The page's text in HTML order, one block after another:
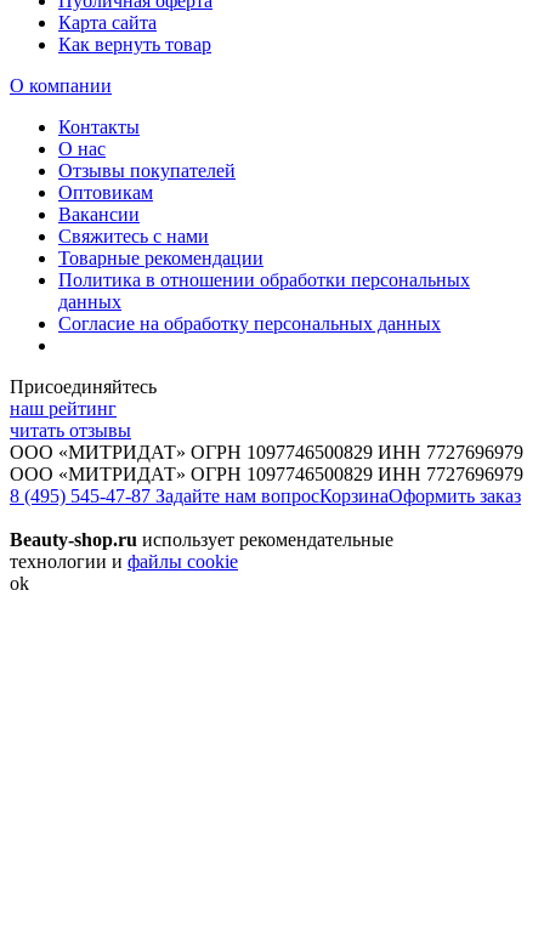
Карта сайта
Как вернуть товар
О компании
Контакты
О нас
Отзывы покупателей
Оптовикам
Вакансии
Свяжитесь с нами
Товарные рекомендации
Политика в отношении обработки персональных
данных
Согласие на обработку персональных данных
Присоединяйтесь
наш рейтинг
читать отзывы
ООО «МИТРИДАТ» ОГРН 1097746500829 ИНН 7727696979
ООО «МИТРИДАТ» ОГРН 1097746500829 ИНН 7727696979
8 (495) 545-47-87 Задайте нам вопросКорзинаОформить заказ
Beauty-shop.ru использует рекомендательные
технологии и файлы cookie
ok